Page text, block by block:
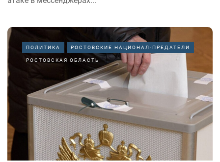
ПОЛИТИКА РОСТОВСКИЕ НАЦИОНАЛ-ПРЕДАТЕЛИ
РОСТОВСКАЯ ОБЛАСТЬ